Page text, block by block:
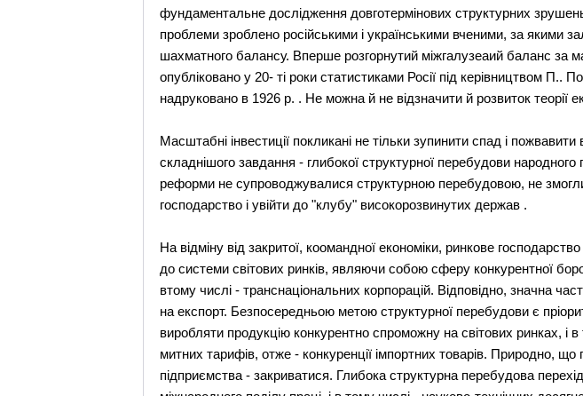
фундаментальне дослідження довготермінових структурних
проблеми зроблено російськими і українськими вченими, за якими
шахматного балансу. Вперше розгорнутий міжгалузеаий баланс за
опубліковано у 20- ті роки статистиками Росії під керівництвом
надруковано в 1926 р. . Не можна й не відзначити й розвиток
Масштабні інвестиції покликані не тільки зупинити спад і
складнішого завдання - глибокої структурної перебудови
реформи не супроводжувалися структурною перебудовою, не
господарство і увійти до "клубу" високорозвинутих держав .
На відміну від закритої, коомандної економіки, ринкове
до системи світових ринків, являючи собою сферу конкурентної
втому числі - транснаціональних корпорацій. Відповідно, значна
на експорт. Безпосередньою метою структурної перебудови є
виробляти продукцію конкурентно спроможну на світових ринках, і
митних тарифів, отже - конкуренції імпортних товарів. Природно, що
підприємства - закриватися. Глибока структурна перебудова